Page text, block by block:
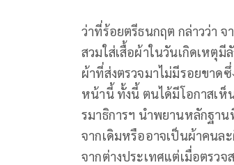
ว่าที่ร้อยตรีธนกฤต​ กล่าวว่า
สวมใส่เสื้อผ้าในวันเกิดเหตุ
ผ้าที่ส่งตรวจมาไม่มีรอยขา
หน้านี้ ทั้งนี้ ตนได้มีโอกาสเห็
รมาธิการฯ นำพยานหลักฐา
จากเดิมหรืออาจเป็นผ้าคน
จากต่างประเทศแต่เมื่อตรว